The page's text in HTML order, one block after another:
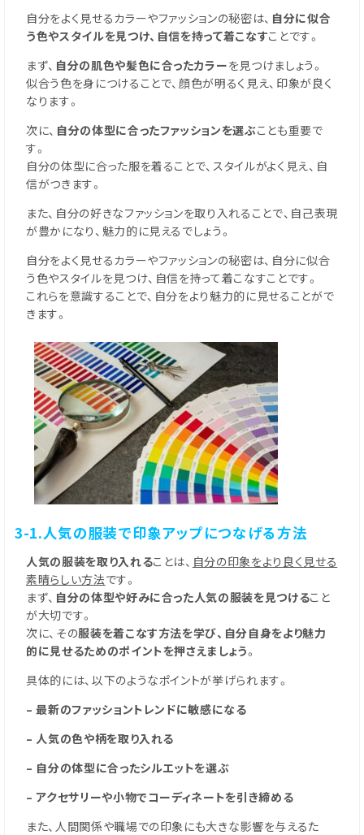
自分をよく見せるカラーやファッションの秘密は、 自分に似合
う色やスタイルを見つけ、自信を持って着こなすことです。
まず、 自分の肌色や髪色に合ったカラーを見つけましょう。
似合う色を身につけることで、顔色が明るく見え、印象が良く
なります。
次に、 自分の体型に合ったファッションを選ぶことも重要で
す。
自分の体型に合った服を着ることで、スタイルがよく見え、自
信がつきます。
また、自分の好きなファッションを取り入れることで、自己表現
が豊かになり、魅力的に見えるでしょう。
自分をよく見せるカラーやファッションの秘密は、自分に似合
う色やスタイルを見つけ、自信を持って着こなすことです。
これらを意識することで、自分をより魅力的に見せることがで
きます。
3-1.人気の服装で印象アップにつなげる方法
人気の服装を取り入れることは、 自分の印象をより良く見せる
素晴らしい方法です。
まず、 自分の体型や好みに合った人気の服装を見つけること
が大切です。
次に、その服装を着こなす方法を学び、自分自身をより魅力
的に見せるためのポイントを押さえましょう。
具体的には、以下のようなポイントが挙げられます。
– 最新のファッショントレンドに敏感になる
– 人気の色や柄を取り入れる
– 自分の体型に合ったシルエットを選ぶ
– アクセサリーや小物でコーディネートを引き締める
また、人間関係や職場での印象にも大きな影響を与えるた